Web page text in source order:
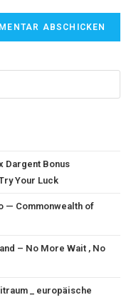
Dargent Bonus
Your Luck
— Commonwealth of
– No More Wait , No
_ europäische